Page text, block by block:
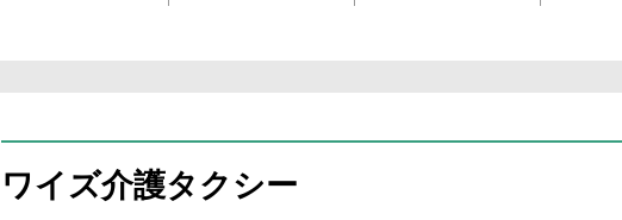
ワイズ介護タクシー